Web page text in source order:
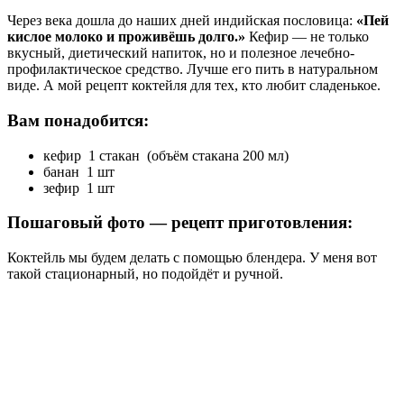
Через века дошла до наших дней индийская пословица: «Пей
кислое молоко и проживёшь долго.» Кефир — не только
вкусный, диетический напиток, но и полезное лечебно-
профилактическое средство. Лучше его пить в натуральном
виде. А мой рецепт коктейля для тех, кто любит сладенькое.
Вам понадобится:
кефир 1 стакан (объём стакана 200 мл)
банан 1 шт
зефир 1 шт
Пошаговый фото — рецепт приготовления:
Коктейль мы будем делать с помощью блендера. У меня вот
такой стационарный, но подойдёт и ручной.